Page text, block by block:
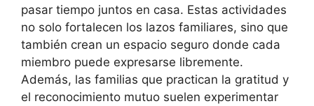
pasar tiempo juntos en casa. Estas actividades
no solo fortalecen los lazos familiares, sino que
también crean un espacio seguro donde cada
miembro puede expresarse libremente.
Además, las familias que practican la gratitud y
el reconocimiento mutuo suelen experimentar